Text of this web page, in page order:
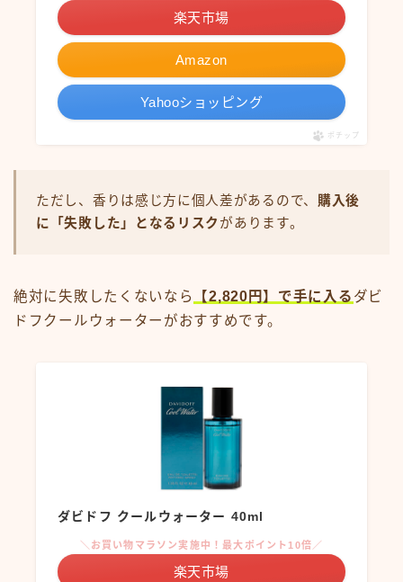
Amazon
楽天市場
Yahooショッピング
ポチップ
ただし、香りは感じ方に個人差があるので、 購入後
に「失敗した」となるリスク があります。
絶対に失敗したくないなら 【2,820円】で手に入る ダビ
ドフクールウォーターがおすすめです。
ダビドフ クールウォーター 40ml
＼お買い物マラソン実施中！最大ポイント10倍／
楽天市場